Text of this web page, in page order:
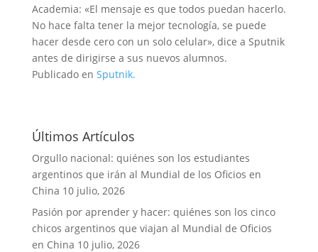
Academia: «El mensaje es que todos puedan hacerlo.
No hace falta tener la mejor tecnología, se puede
hacer desde cero con un solo celular», dice a Sputnik
antes de dirigirse a sus nuevos alumnos.
Publicado en Sputnik.
Últimos Artículos
Orgullo nacional: quiénes son los estudiantes
argentinos que irán al Mundial de los Oficios en
China 10 julio, 2026
Pasión por aprender y hacer: quiénes son los cinco
chicos argentinos que viajan al Mundial de Oficios
en China 10 julio, 2026